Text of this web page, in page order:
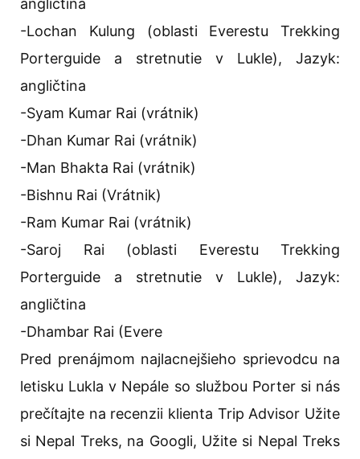
angličtina
-Lochan Kulung (oblasti Everestu Trekking
Porterguide a stretnutie v Lukle), Jazyk:
angličtina
-Syam Kumar Rai (vrátnik)
-Dhan Kumar Rai (vrátnik)
-Man Bhakta Rai (vrátnik)
-Bishnu Rai (Vrátnik)
-Ram Kumar Rai (vrátnik)
-Saroj Rai (oblasti Everestu Trekking
Porterguide a stretnutie v Lukle), Jazyk:
angličtina
-Dhambar Rai (Evere
Pred prenájmom najlacnejšieho sprievodcu na
letisku Lukla v Nepále so službou Porter si nás
prečítajte na recenzii klienta Trip Advisor Užite
si Nepal Treks, na Googli, Užite si Nepal Treks